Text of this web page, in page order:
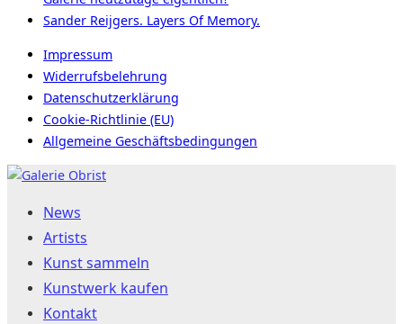
Sander Reijgers. Layers Of Memory.
Impressum
Widerrufsbelehrung
Datenschutzerklärung
Cookie-Richtlinie (EU)
Allgemeine Geschäftsbedingungen
Zum
springenNews
Artists
Kunst sammeln
Kunstwerk kaufen
Kontakt